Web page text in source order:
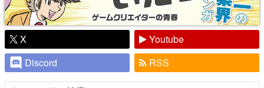
X
Youtube
Discord
RSS